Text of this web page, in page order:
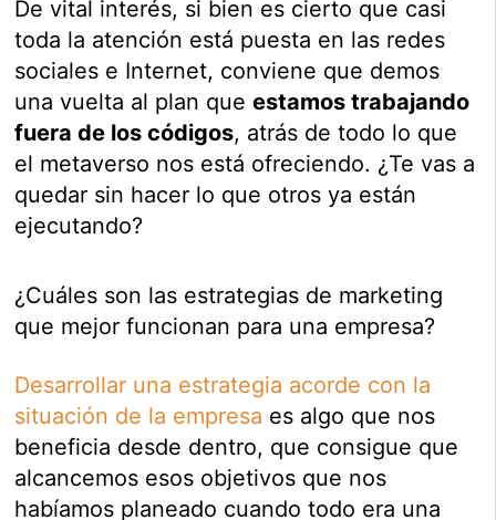
De vital interés, si bien es cierto que casi
toda la atención está puesta en las redes
sociales e Internet, conviene que demos
una vuelta al plan queestamos trabajando
fuera de los códigos, atrás de todo lo que
el metaverso nos está ofreciendo. ¿Te vas a
quedar sin hacer lo que otros ya están
ejecutando?
¿Cuáles son las estrategias de marketing
que mejor funcionan para una empresa?
Desarrollar una estrategia acorde con la
situación de la empresa es algo que nos
beneficia desde dentro, que consigue que
alcancemos esos objetivos que nos
habíamos planeado cuando todo era una